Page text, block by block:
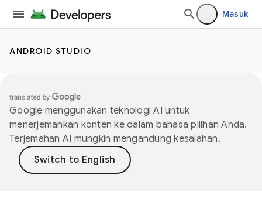
Masuk
ANDROID STUDIO
Google menggunakan teknologi AI untuk
menerjemahkan konten ke dalam bahasa pilihan Anda.
Terjemahan AI mungkin mengandung kesalahan.